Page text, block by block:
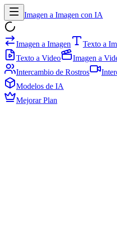
Imagen a Imagen con IA
Imagen a Imagen
Texto a
Texto a Video
Imagen a
Intercambio de Rostros
Modelos de IA
Mejorar Plan